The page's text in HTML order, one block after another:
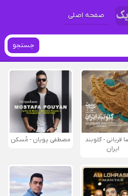
صفحه اصلی
جستجو
قربانی - گلوبند
ایران
مصطفی پویان - مُسکن